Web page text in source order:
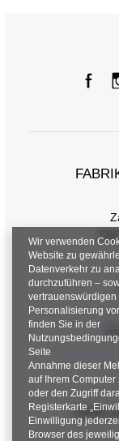
+48 601
Wir verwenden
Website zu
Datenverkehr zu
durchzuführen –
vertrauenswürdigen
Personalisierung
finden Sie in der
Seite
Annahme dieser
auf Ihrem
oder den Zugriff
Registerkarte
Einwilligung
Browser des